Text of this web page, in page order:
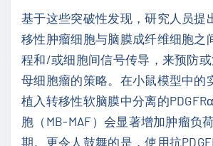
基于这些突破性发现，研究人员提
移性肿瘤细胞与脑膜成纤维细胞之
程和/或细胞间信号传导，来预防
母细胞瘤的策略。在小鼠模型中的
植入转移性软脑膜中分离的
胞（MB-MAF）会显著增加肿瘤负
期。更令人鼓舞的是，使用抗